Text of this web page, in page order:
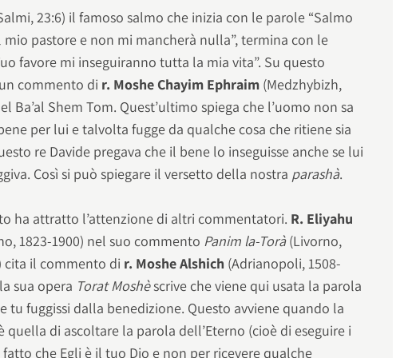
23:6) il famoso salmo che inizia con le parole “Salmo
mio pastore e non mi mancherà nulla”, termina con le
favore mi inseguiranno tutta la mia vita”. Su questo
commento di r. Moshe Chayim Ephraim (Medzhybizh,
Ba’al Shem Tom. Quest’ultimo spiega che l’uomo non sa
per lui e talvolta fugge da qualche cosa che ritiene sia
re Davide pregava che il bene lo inseguisse anche se lui
Così si può spiegare il versetto della nostra parashà.
ha attratto l’attenzione di altri commentatori. R. Eliyahu
1823-1900) nel suo commento Panim la-Torà(Livorno,
cita il commento di r. Moshe Alshich (Adrianopoli, 1508-
sua opera Torat Moshèscrive che viene qui usata la parola
tu fuggissi dalla benedizione. Questo avviene quando la
quella di ascoltare la parola dell’Eterno (cioè di eseguire i
che Egli è il tuo Dio e non per ricevere qualche